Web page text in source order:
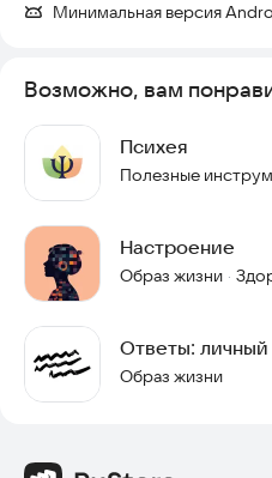
Минимальная версия
Возможно, вам
Психея
Полезные
Настроение
Образ жизни ·
Ответы:
Образ жизни